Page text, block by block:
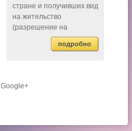
стране и получивших вид
на жительство
(разрешение на
проживание) по любым
основаниям, могут
подробно
Google+